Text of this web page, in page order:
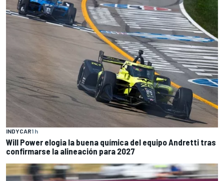
INDYCAR1 h
Will Power elogia la buena química del equipo Andretti tras
confirmarse la alineación para 2027